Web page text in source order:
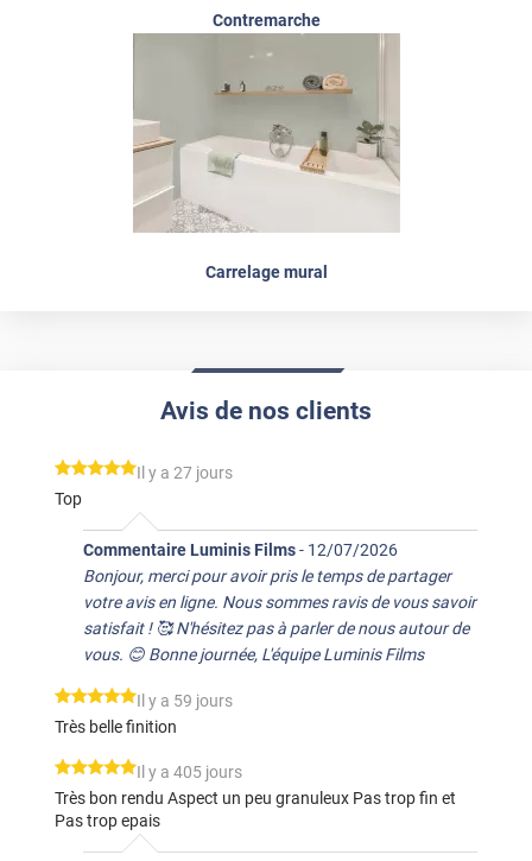
Contremarche
Carrelage mural
Avis de nos clients
*****
Il y a 27 jours
Top
Commentaire Luminis Films- 12/07/2026
Bonjour, merci pour avoir pris le temps de partager
votre avis en ligne. Nous sommes ravis de vous savoir
satisfait ! 🥰 N'hésitez pas à parler de nous autour de
vous. 😊 Bonne journée, L'équipe Luminis Films
*****
Il y a 59 jours
Très belle finition
*****
Il y a 405 jours
Très bon rendu Aspect un peu granuleux Pas trop fin et
Pas trop epais